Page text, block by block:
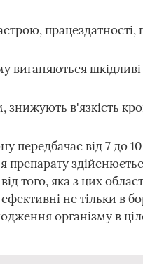
працездатності,
виганяються
в'язкість
передбачає від 7 до
того, яка з цих
не тільки в
організму в